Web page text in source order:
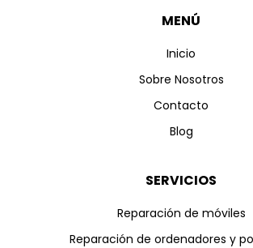
MENÚ
Inicio
Sobre Nosotros
Contacto
Blog
SERVICIOS
Reparación de móviles
Reparación de ordenadores y